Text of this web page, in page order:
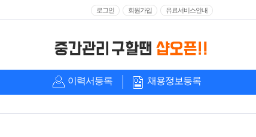
로그인 회원가입 유료서비스안내
이력서등록 채용정보등록